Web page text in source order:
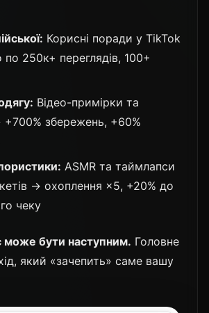
Корисні поради у TikTok
по 250к+ переглядів, 100+
Відео-примірки та
збережень, +60%
ASMR та таймлапси
→ охоплення ×5, +20% до
чеку
може бути наступним. Головне
який «зачепить» саме вашу